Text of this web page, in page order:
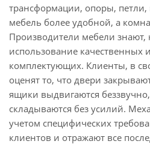
трансформации, опоры, петли,
мебель более удобной, а
Производители мебели знают,
использование качественных
комплектующих. Клиенты, в
оценят то, что двери
ящики выдвигаются
складываются без усилий.
учетом специфических
клиентов и отражают все